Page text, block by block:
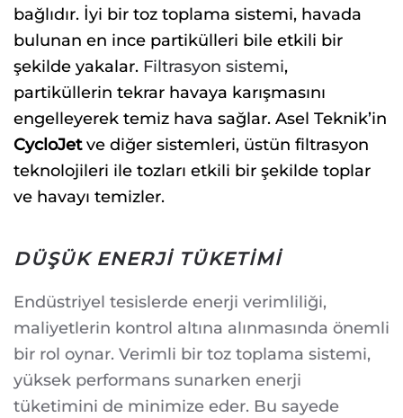
bağlıdır. İyi bir toz toplama sistemi, havada
bulunan en ince partikülleri bile etkili bir
şekilde yakalar. Filtrasyon sistemi,
partiküllerin tekrar havaya karışmasını
engelleyerek temiz hava sağlar. Asel Teknik’in
CycloJetve diğer sistemleri, üstün filtrasyon
teknolojileri ile tozları etkili bir şekilde toplar
ve havayı temizler.
DÜŞÜK ENERJI TÜKETIMI
Endüstriyel tesislerde enerji verimliliği,
maliyetlerin kontrol altına alınmasında önemli
bir rol oynar. Verimli bir toz toplama sistemi,
yüksek performans sunarken enerji
tüketimini de minimize eder. Bu sayede